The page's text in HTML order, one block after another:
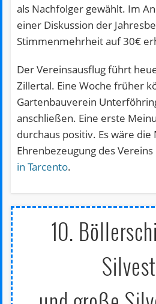
als Nachfolger gewählt. Im
einer Diskussion der
Stimmenmehrheit auf 30€
Der Vereinsausflug führt
Zillertal. Eine Woche früher
Gartenbauverein
anschließen. Eine erste
durchaus positiv. Es wäre
Ehrenbezeugung des Vereins
in Tarcento.
10.